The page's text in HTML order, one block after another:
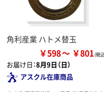
角利産業 ハトメ替玉
￥598 ￥801
お届け日：8月9日（日）
アスクル在庫商品